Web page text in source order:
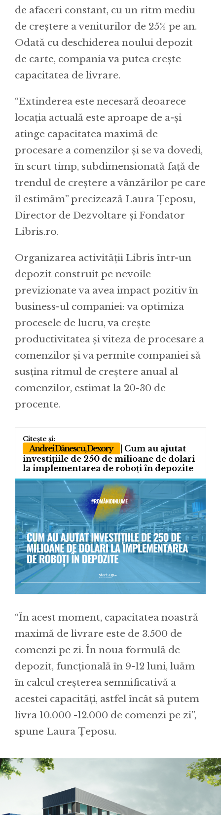
de afaceri constant, cu un ritm mediu
de creștere a veniturilor de 25% pe an.
Odată cu deschiderea noului depozit
de carte, compania va putea crește
capacitatea de livrare.
“Extinderea este necesară deoarece
locația actuală este aproape de a-și
atinge capacitatea maximă de
procesare a comenzilor și se va dovedi,
în scurt timp, subdimensionată față de
trendul de creștere a vânzărilor pe care
îl estimăm” precizează Laura Țeposu,
Director de Dezvoltare și Fondator
Libris.ro.
Organizarea activității Libris într-un
depozit construit pe nevoile
previzionate va avea impact pozitiv în
business-ul companiei: va optimiza
procesele de lucru, va crește
productivitatea și viteza de procesare a
comenzilor și va permite companiei să
susțina ritmul de creștere anual al
comenzilor, estimat la 20-30 de
procente.
Andrei Dănescu, Dexory
| Cum au ajutat
investițiile de 250 de milioane de dolari
la implementarea de roboți în depozite
“În acest moment, capacitatea noastră
maximă de livrare este de 3.500 de
comenzi pe zi. În noua formulă de
depozit, funcțională în 9-12 luni, luăm
în calcul creșterea semnificativă a
acestei capacități, astfel încât să putem
livra 10.000 -12.000 de comenzi pe zi”,
spune Laura Țeposu.